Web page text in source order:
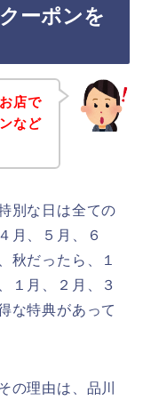
ーポンを
店で
など
別な日は全ての
月、５月、６
秋だったら、１
１月、２月、３
な特典があって
の理由は、品川